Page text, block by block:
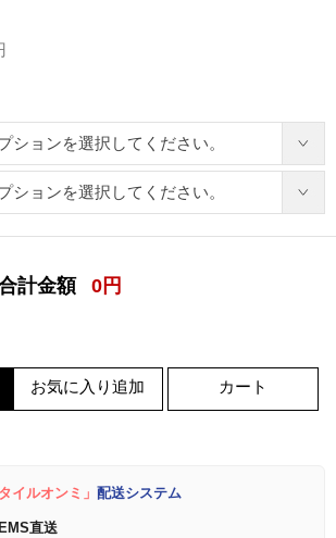
計金額 0 円
お気に入り追加 カート
イルオンミ」 配送システム
直送